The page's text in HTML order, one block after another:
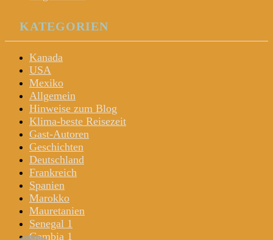
KATEGORIEN
Kanada
USA
Mexiko
Allgemein
Hinweise zum Blog
Klima-beste Reisezeit
Gast-Autoren
Geschichten
Deutschland
Frankreich
Spanien
Marokko
Mauretanien
Senegal 1
Gambia 1